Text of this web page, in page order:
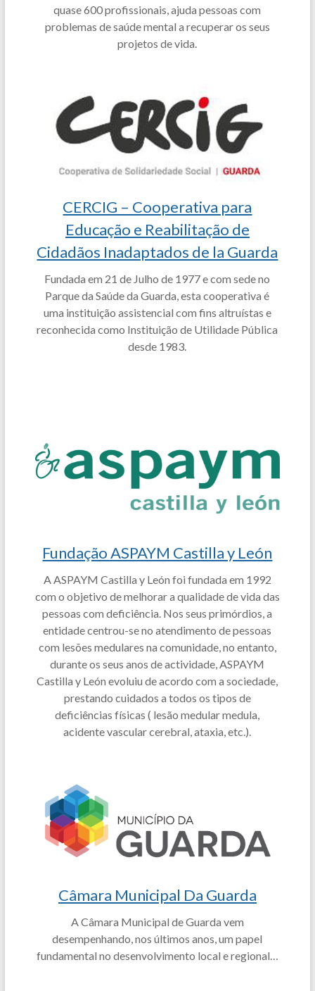
quase 600 profissionais, ajuda pessoas com
problemas de saúde mental a recuperar os seus
projetos de vida.
CERCIG – Cooperativa para
Educação e Reabilitação de
Cidadãos Inadaptados de la Guarda
Fundada em 21 de Julho de 1977 e com sede no
Parque da Saúde da Guarda, esta cooperativa é
uma instituição assistencial com fins altruístas e
reconhecida como Instituição de Utilidade Pública
desde 1983.
Fundação ASPAYM Castilla y León
A ASPAYM Castilla y León foi fundada em 1992
com o objetivo de melhorar a qualidade de vida das
pessoas com deficiência. Nos seus primórdios, a
entidade centrou-se no atendimento de pessoas
com lesões medulares na comunidade, no entanto,
durante os seus anos de actividade, ASPAYM
Castilla y León evoluiu de acordo com a sociedade,
prestando cuidados a todos os tipos de
deficiências físicas ( lesão medular medula,
acidente vascular cerebral, ataxia, etc.).
Câmara Municipal Da Guarda
A Câmara Municipal de Guarda vem
desempenhando, nos últimos anos, um papel
fundamental no desenvolvimento local e regional…